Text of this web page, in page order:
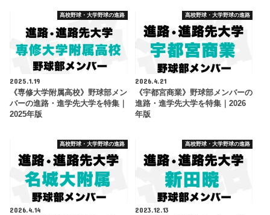
高校野球・大学野球の進路
2025.1.19
《専修大学附属高校》野球部メン
バーの進路・進学先大学を特集｜
2025年版
高校野球・大学野球の進路
2026.4.21
《宇都宮商業》野球部メンバーの
進路・進学先大学を特集｜2026
年版
高校野球・大学野球の進路
2026.4.14
高校野球・大学野球の進路
2023.12.13